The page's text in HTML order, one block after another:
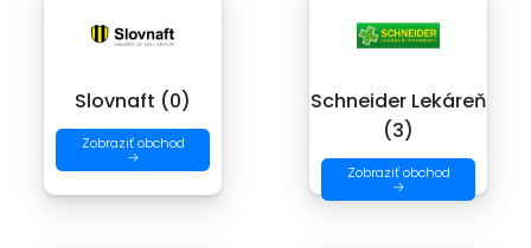
Slovnaft (0)
Zobraziť obchod
→
Schneider Lekáreň
(3)
Zobraziť obchod
→